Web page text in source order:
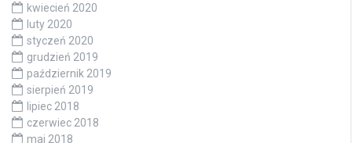
kwiecień 2020
luty 2020
styczeń 2020
grudzień 2019
październik 2019
sierpień 2019
lipiec 2018
czerwiec 2018
maj 2018